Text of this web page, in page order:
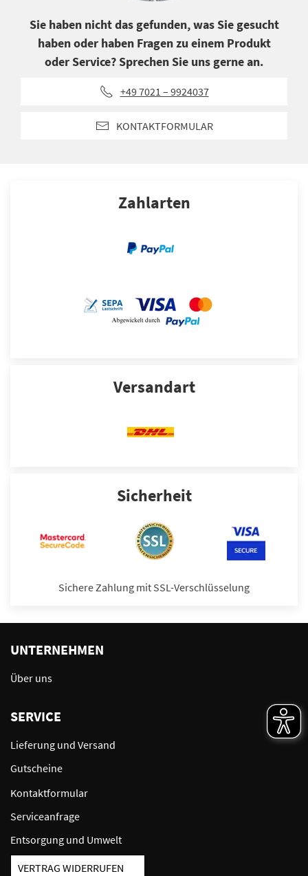
Sie haben nicht das gefunden, was Sie gesucht
haben oder haben Fragen zu einem Produkt
oder Service? Sprechen Sie uns gerne an.
+49 7021 – 9924037
KONTAKTFORMULAR
Zahlarten
Versandart
Sicherheit
Sichere Zahlung mit SSL-Verschlüsselung
UNTERNEHMEN
Über uns
SERVICE
Lieferung und Versand
Gutscheine
Kontaktformular
Serviceanfrage
Entsorgung und Umwelt
VERTRAG WIDERRUFEN